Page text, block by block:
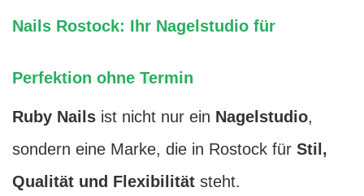
Nails Rostock: Ihr Nagelstudio für
Perfektion ohne Termin
Ruby Nails ist nicht nur ein Nagelstudio,
sondern eine Marke, die in Rostock für Stil,
Qualität und Flexibilität steht.